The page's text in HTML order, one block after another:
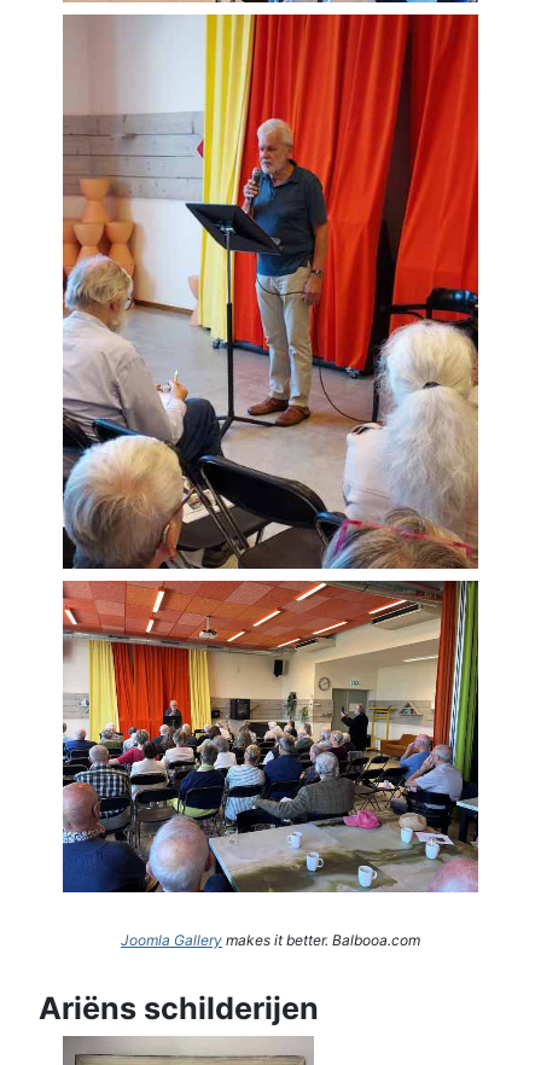
Joomla Gallery makes it better. Balbooa.com
Ariëns schilderijen